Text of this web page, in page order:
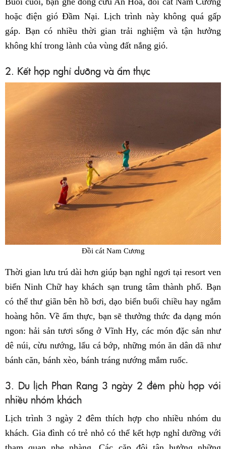
hoặc điện gió Đầm Nại. Lịch trình này không quá gấp
gáp. Bạn có nhiều thời gian trải nghiệm và tận hưởng
không khí trong lành của vùng đất nắng gió.
2. Kết hợp nghỉ dưỡng và ẩm thực
Đồi cát Nam Cương
Thời gian lưu trú dài hơn giúp bạn nghỉ ngơi tại resort ven
biển Ninh Chữ hay khách sạn trung tâm thành phố. Bạn
có thể thư giãn bên hồ bơi, dạo biển buổi chiều hay ngắm
hoàng hôn. Về ẩm thực, bạn sẽ thưởng thức đa dạng món
ngon: hải sản tươi sống ở Vĩnh Hy, các món đặc sản như
dê núi, cừu nướng, lẩu cá bớp, những món ăn dân dã như
bánh căn, bánh xèo, bánh tráng nướng mắm ruốc.
3. Du lịch Phan Rang 3 ngày 2 đêm phù hợp với
nhiều nhóm khách
Lịch trình 3 ngày 2 đêm thích hợp cho nhiều nhóm du
khách. Gia đình có trẻ nhỏ có thể kết hợp nghỉ dưỡng với